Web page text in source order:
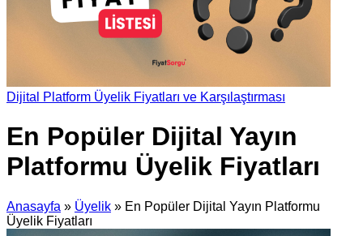
Dijital Platform Üyelik Fiyatları ve Karşılaştırması
En Popüler Dijital Yayın
Platformu Üyelik Fiyatları
Anasayfa » Üyelik » En Popüler Dijital Yayın Platformu
Üyelik Fiyatları